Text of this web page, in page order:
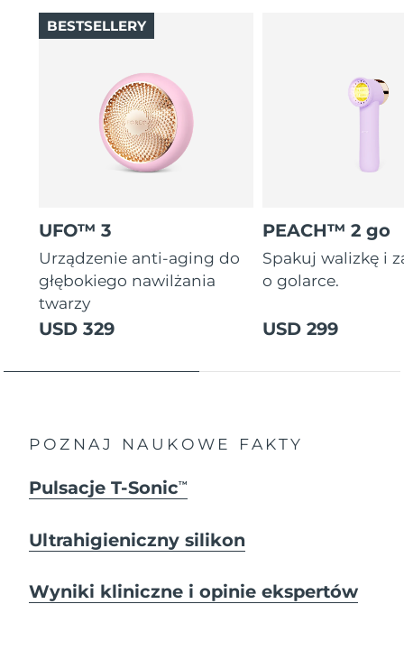
UFO™ 3
Urządzenie anti-aging do
głębokiego nawilżania
twarzy
USD 329
BESTSELLERY
PEACH™ 2 go
Spakuj walizkę i
o golarce.
USD 299
POZNAJ NAUKOWE FAKTY
Pulsacje T-SonicTM
Ultrahigieniczny silikon
Wyniki kliniczne i opinie ekspertów